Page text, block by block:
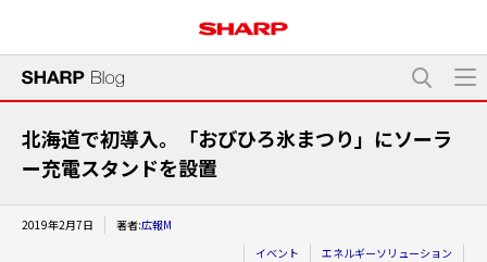
北海道で初導入。「おびひろ氷まつり」にソーラ
ー充電スタンドを設置
2019年2月7日 著者:広報M
イベント
エネルギーソリューション